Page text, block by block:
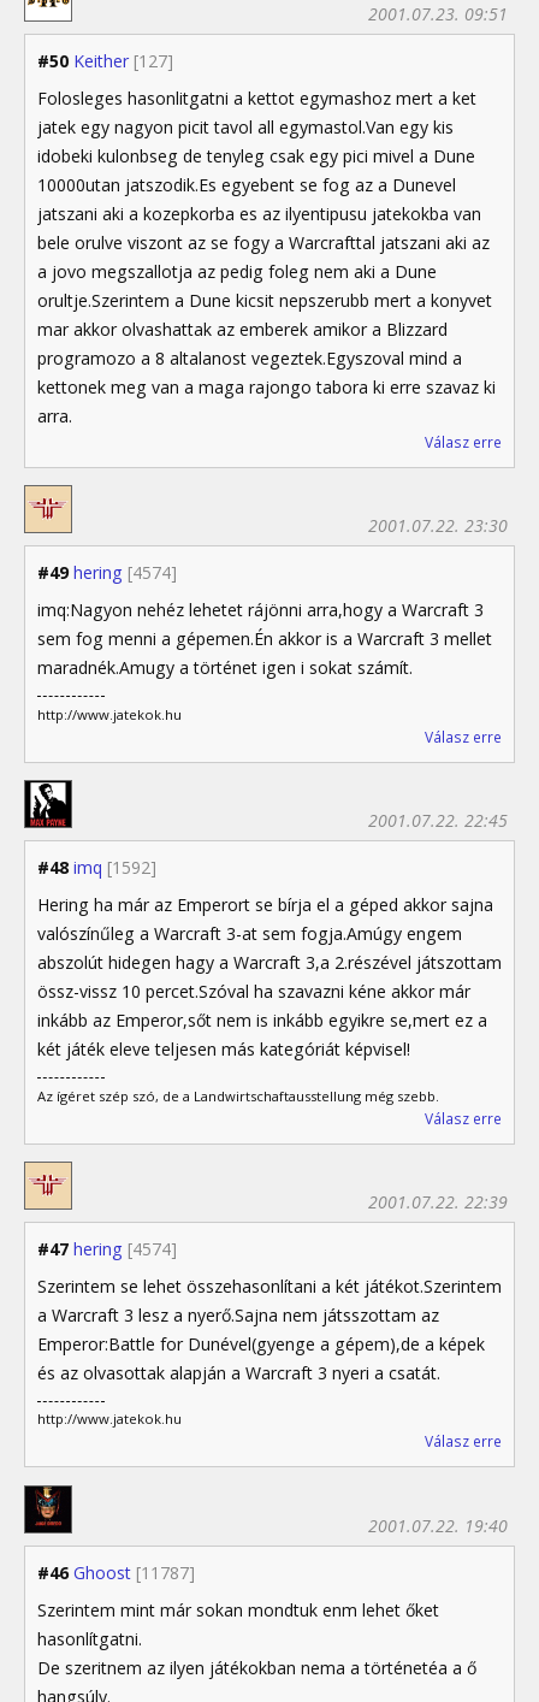
#50 Keither [127]
2001.07.23. 09:51
Folosleges hasonlitgatni a kettot egymashoz mert a ket
jatek egy nagyon picit tavol all egymastol.Van egy kis
idobeki kulonbseg de tenyleg csak egy pici mivel a Dune
10000utan jatszodik.Es egyebent se fog az a Dunevel
jatszani aki a kozepkorba es az ilyentipusu jatekokba van
bele orulve viszont az se fogy a Warcrafttal jatszani aki az
a jovo megszallotja az pedig foleg nem aki a Dune
orultje.Szerintem a Dune kicsit nepszerubb mert a konyvet
mar akkor olvashattak az emberek amikor a Blizzard
programozo a 8 altalanost vegeztek.Egyszoval mind a
kettonek meg van a maga rajongo tabora ki erre szavaz ki
arra.
Válasz erre
#49 hering [4574]
2001.07.22. 23:30
imq:Nagyon nehéz lehetet rájönni arra,hogy a Warcraft 3
sem fog menni a gépemen.Én akkor is a Warcraft 3 mellet
maradnék.Amugy a történet igen i sokat számít.
http://www.jatekok.hu
Válasz erre
#48 imq [1592]
2001.07.22. 22:45
Hering ha már az Emperort se bírja el a géped akkor sajna
valószínűleg a Warcraft 3-at sem fogja.Amúgy engem
abszolút hidegen hagy a Warcraft 3,a 2.részével játszottam
össz-vissz 10 percet.Szóval ha szavazni kéne akkor már
inkább az Emperor,sőt nem is inkább egyikre se,mert ez a
két játék eleve teljesen más kategóriát képvisel!
Az ígéret szép szó, de a Landwirtschaftausstellung még szebb.
Válasz erre
#47 hering [4574]
2001.07.22. 22:39
Szerintem se lehet összehasonlítani a két játékot.Szerintem
a Warcraft 3 lesz a nyerő.Sajna nem játsszottam az
Emperor:Battle for Dunével(gyenge a gépem),de a képek
és az olvasottak alapján a Warcraft 3 nyeri a csatát.
http://www.jatekok.hu
Válasz erre
#46 Ghoost [11787]
2001.07.22. 19:40
Szerintem mint már sokan mondtuk enm lehet őket
hasonlítgatni.
De szeritnem az ilyen játékokban nema a történetéa a ő
hangsúly.